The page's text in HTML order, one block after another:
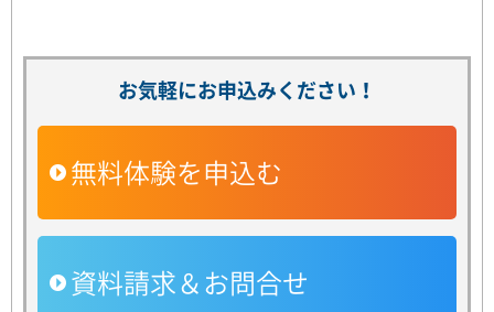
お気軽にお申込みください！
無料体験を申込む
資料請求＆お問合せ